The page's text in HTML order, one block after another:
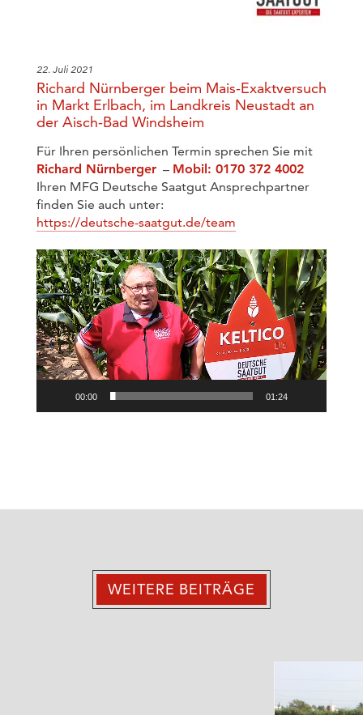
22. Juli 2021
Richard Nürnberger beim Mais-Exaktversuch
in Markt Erlbach, im Landkreis Neustadt an
der Aisch-Bad Windsheim
Für Ihren persönlichen Termin sprechen Sie mit
Richard Nürnberger – Mobil: 0170 372 4002
Ihren MFG Deutsche Saatgut Ansprechpartner
finden Sie auch unter:
https://deutsche-saatgut.de/team
Video-
Player
00:00 01:24
WEITERE BEITRÄGE